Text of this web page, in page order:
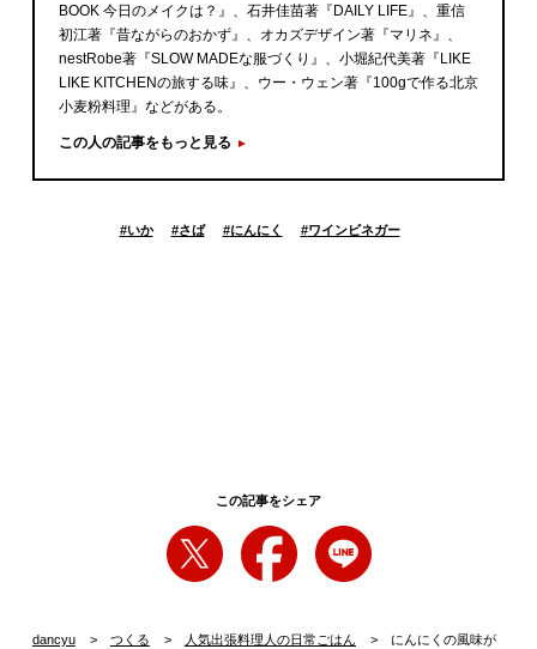
BOOK 今日のメイクは？』、石井佳苗著『DAILY LIFE』、重信
初江著『昔ながらのおかず』、オカズデザイン著『マリネ』、
nestRobe著『SLOW MADEな服づくり』、小堀紀代美著『LIKE
LIKE KITCHENの旅する味』、ウー・ウェン著『100gで作る北京
小麦粉料理』などがある。
この人の記事をもっと見る
#いか #さば #にんにく #ワインビネガー
この記事をシェア
dancyu つくる 人気出張料理人の日常ごはん
にんにくの風味が